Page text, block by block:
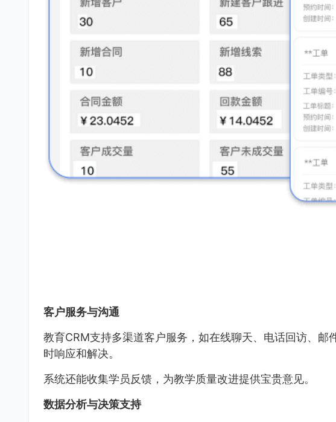
客户服务与沟通
教育CRM支持多渠道客户服务，如在线聊天、电话回访、邮
时响应和解决。
系统还能收集学员反馈，为教学质量改进提供宝贵意见。
数据分析与决策支持